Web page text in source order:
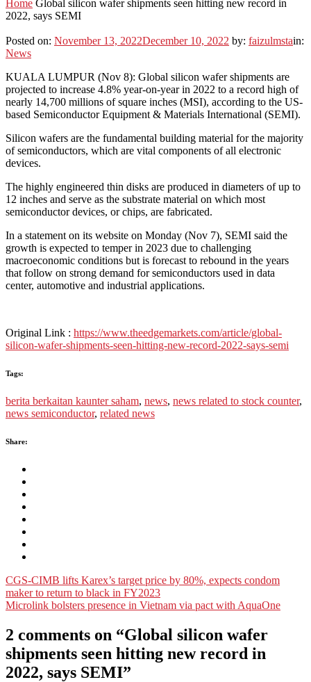
Home Global silicon wafer shipments seen hitting new record in
2022, says SEMI
Posted on: November 13, 2022December 10, 2022 by: faizulmstain:
News
KUALA LUMPUR (Nov 8): Global silicon wafer shipments are
projected to increase 4.8% year-on-year in 2022 to a record high of
nearly 14,700 millions of square inches (MSI), according to the US-
based Semiconductor Equipment & Materials International (SEMI).
Silicon wafers are the fundamental building material for the majority
of semiconductors, which are vital components of all electronic
devices.
The highly engineered thin disks are produced in diameters of up to
12 inches and serve as the substrate material on which most
semiconductor devices, or chips, are fabricated.
In a statement on its website on Monday (Nov 7), SEMI said the
growth is expected to temper in 2023 due to challenging
macroeconomic conditions but is forecast to rebound in the years
that follow on strong demand for semiconductors used in data
center, automotive and industrial applications.
Original Link : https://www.theedgemarkets.com/article/global-
silicon-wafer-shipments-seen-hitting-new-record-2022-says-semi
Tags:
berita berkaitan kaunter saham, news, news related to stock counter,
news semiconductor, related news
Share:
Post
navigation
CGS-CIMB lifts Karex’s target price by 80%, expects condom
maker to return to black in FY2023
Microlink bolsters presence in Vietnam via pact with AquaOne
2 comments on “Global silicon wafer
shipments seen hitting new record in
2022, says SEMI”